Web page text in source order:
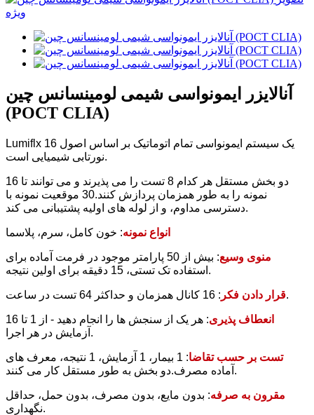
آنالایزر ایمونواسی شیمی لومینسانس چین
(POCT CLIA)
Lumiflx 16 یک سیستم ایمونواسی تمام اتوماتیک بر اساس اصول
نورتابی شیمیایی است.
دو بخش مستقل هر کدام 8 تست را می پذیرند و می توانند تا 16
نمونه را به طور همزمان پردازش کنند.30 موقعیت نمونه با
دسترسی مداوم، و از لوله های اولیه پشتیبانی می کند.
انواع نمونه: خون کامل، سرم، پلاسما
منوی وسیع
: بیش از 50 پارامتر موجود در فرمت آماده برای
استفاده تک تستی، 15 دقیقه برای اولین نتیجه.
قرار دادن فکر: 16 کانال همزمان و حداکثر 64 تست در ساعت.
انعطاف پذیری
: هر یک از سنجش ها را انجام دهید - از 1 تا 16
آزمایش در هر اجرا.
تست بر حسب تقاضا
: 1 بیمار، 1 آزمایش، 1 نتیجه، معرف های
آماده مصرف.دو بخش به طور مستقل کار می کنند.
مقرون به صرفه: بدون مایع، بدون مصرف، بدون حمل، حداقل
نگهداری.